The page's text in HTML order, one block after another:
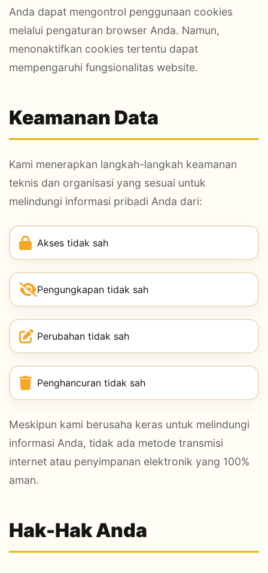
Anda dapat mengontrol penggunaan cookies
melalui pengaturan browser Anda. Namun,
menonaktifkan cookies tertentu dapat
mempengaruhi fungsionalitas website.
Keamanan Data
Kami menerapkan langkah-langkah keamanan
teknis dan organisasi yang sesuai untuk
melindungi informasi pribadi Anda dari:
Akses tidak sah
Pengungkapan tidak sah
Perubahan tidak sah
Penghancuran tidak sah
Meskipun kami berusaha keras untuk melindungi
informasi Anda, tidak ada metode transmisi
internet atau penyimpanan elektronik yang 100%
aman.
Hak-Hak Anda